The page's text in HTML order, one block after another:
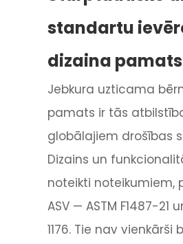
standartu
dizaina pamats
Jebkura uzticama
pamats ir tās
globālajiem drošības
Dizains un
noteikti noteikumiem,
ASV — ASTM F1487-21
1176. Tie nav vienkārši